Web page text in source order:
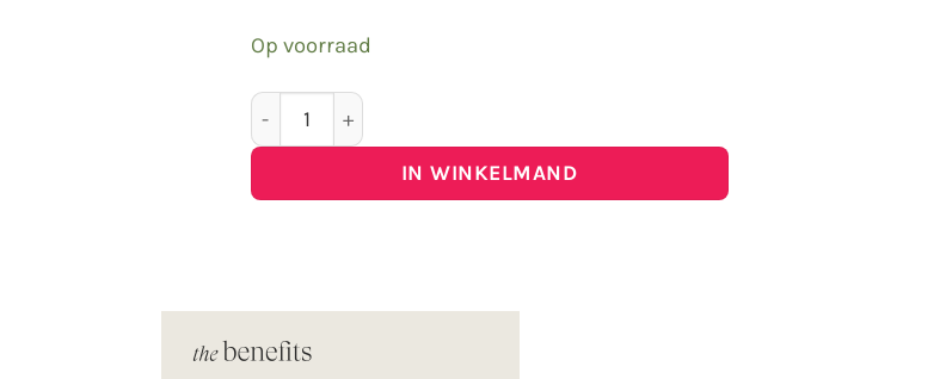
Op voorraad
Dramatic Effects aantal
IN WINKELMAND